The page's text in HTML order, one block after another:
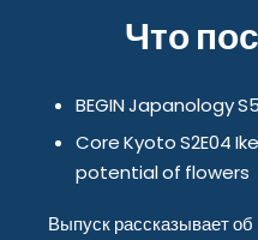
Что
BEGIN Japanology
Core Kyoto S2E04
potential of flowers
Выпуск рассказывает